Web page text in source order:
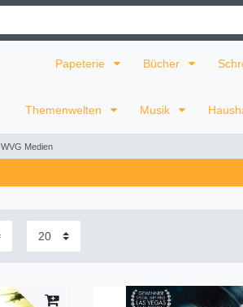
Papeterie Bücher
Themenwelten Musik
WVG Medien